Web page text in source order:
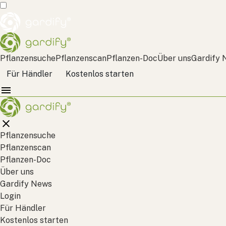
PflanzensuchePflanzenscanPflanzen-DocÜber unsGardify
Für Händler
Kostenlos starten
Pflanzensuche
Pflanzenscan
Pflanzen-Doc
Über uns
Gardify News
Login
Für Händler
Kostenlos starten